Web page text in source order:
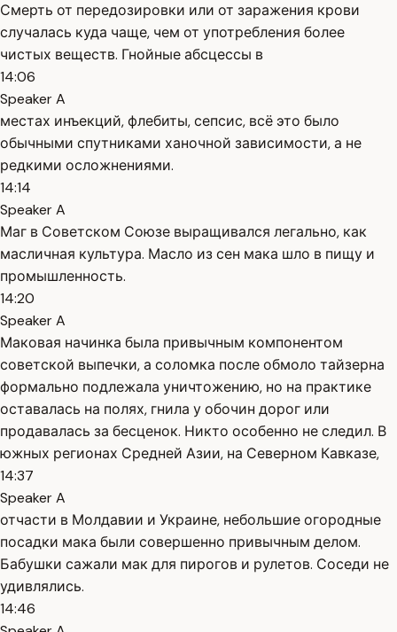
Смерть от передозировки или от заражения крови
случалась куда чаще, чем от употребления более
чистых веществ. Гнойные абсцессы в
14:06
Speaker A
местах инъекций, флебиты, сепсис, всё это было
обычными спутниками ханочной зависимости, а не
редкими осложнениями.
14:14
Speaker A
Маг в Советском Союзе выращивался легально, как
масличная культура. Масло из сен мака шло в пищу и
промышленность.
14:20
Speaker A
Маковая начинка была привычным компонентом
советской выпечки, а соломка после обмоло тайзерна
формально подлежала уничтожению, но на практике
оставалась на полях, гнила у обочин дорог или
продавалась за бесценок. Никто особенно не следил. В
южных регионах Средней Азии, на Северном Кавказе,
14:37
Speaker A
отчасти в Молдавии и Украине, небольшие огородные
посадки мака были совершенно привычным делом.
Бабушки сажали мак для пирогов и рулетов. Соседи не
удивлялись.
14:46